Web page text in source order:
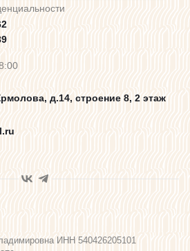
д.14, строение 8, 2 этаж
ИНН 540426205101